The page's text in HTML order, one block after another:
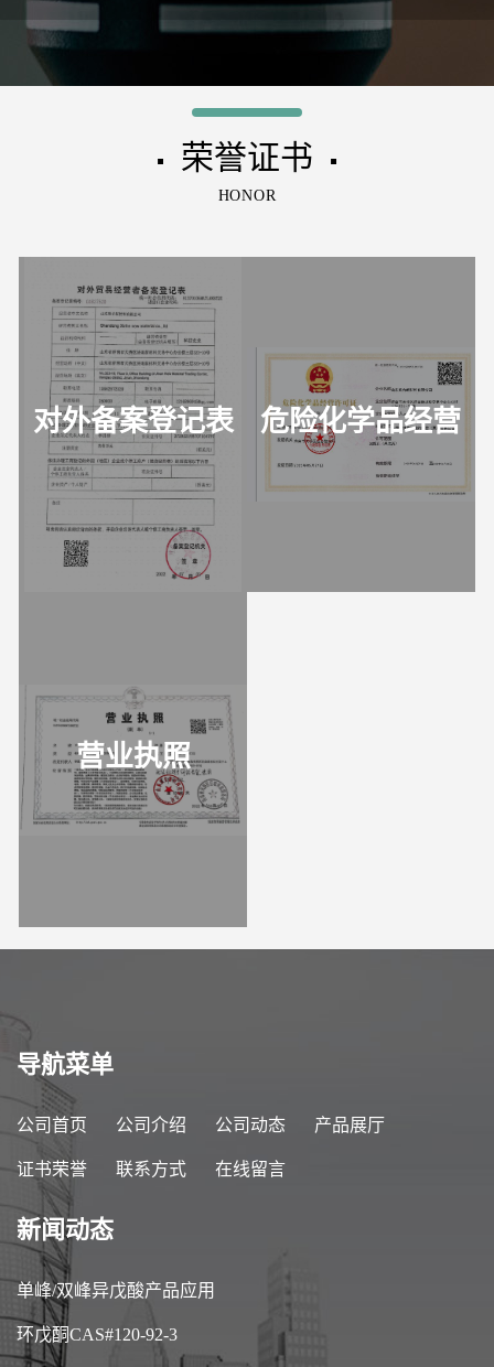
▪ 荣誉证书 ▪
HONOR
对外备案登记表
危险化学品经营
许可证
营业执照
导航菜单
公司首页 公司介绍 公司动态 产品展厅
证书荣誉 联系方式 在线留言
新闻动态
单峰/双峰异戊酸产品应用
环戊酮CAS#120-92-3